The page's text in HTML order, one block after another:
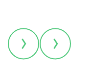
Це методика, завдяки
1 мільярд людей.
в найкращих